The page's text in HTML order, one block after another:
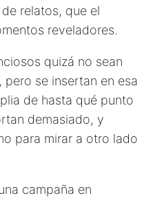
relatos, que el
reveladores.
quizá no sean
se insertan en esa
de hasta qué punto
demasiado, y
para mirar a otro lado
campaña en